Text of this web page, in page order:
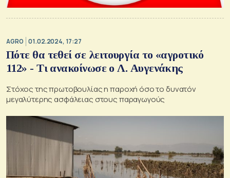
AGRO 01.02.2024, 17:27
Πότε θα τεθεί σε λειτουργία το «αγροτικό
112» - Τι ανακοίνωσε ο Λ. Αυγενάκης
Στόχος της πρωτοβουλίας η παροχή όσο το δυνατόν
μεγαλύτερης ασφάλειας στους παραγωγούς